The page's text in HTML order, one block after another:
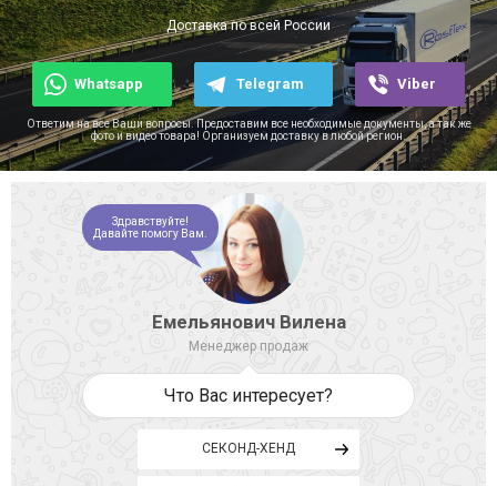
Доставка по всей России
Whatsapp Telegram Viber
Ответим на все Ваши вопросы. Предоставим все необходимые документы, а так же
фото и видео товара! Организуем доставку в любой регион.
Емельянович Вилена
Менеджер продаж
Здравствуйте!
Давайте помогу Вам.
Что Вас интересует?
СЕКОНД-ХЕНД